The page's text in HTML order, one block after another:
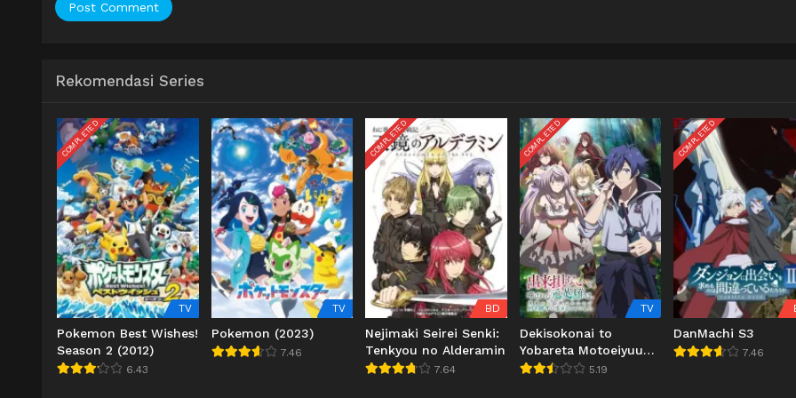
Rekomendasi Series
COMPLETED
TV
Pokemon Best Wishes!
Season 2 (2012)
6.43
TV
Pokemon (2023)
7.46
COMPLETED
BD
Nejimaki Seirei Senki:
Tenkyou no Alderamin
7.64
COMPLETED
TV
Dekisokonai to
Yobareta Motoeiyuu
wa Jikka kara Tsuihou
5.19
COMPLETED
DanMachi S3
7.46